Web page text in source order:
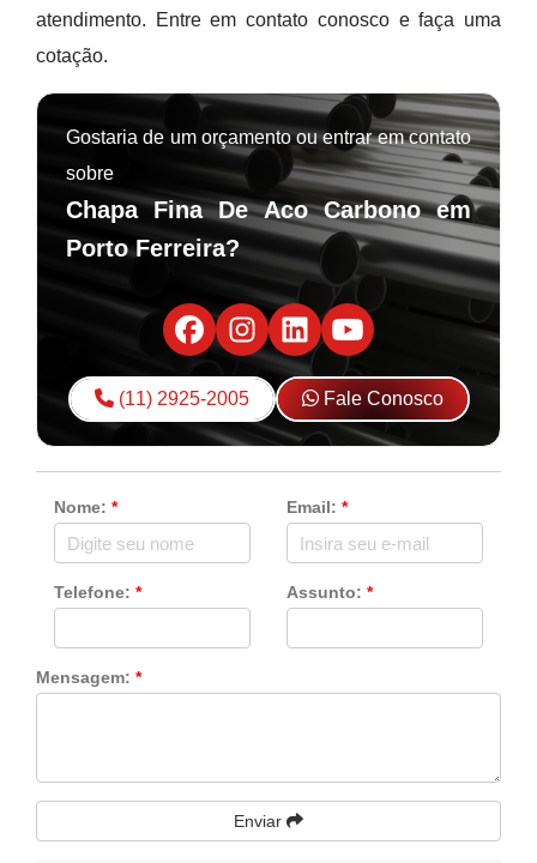
atendimento. Entre em contato conosco e faça uma
cotação.
Gostaria de um orçamento ou entrar em contato
sobre
Chapa Fina De Aco Carbono em
Porto Ferreira?
(11) 2925-2005 Fale Conosco
Nome: * Email: *
Telefone: * Assunto: *
Mensagem: *
Enviar